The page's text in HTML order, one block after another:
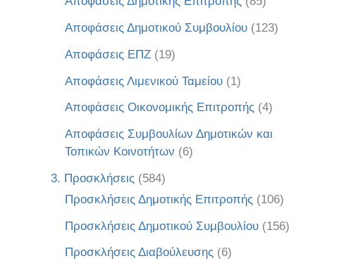
Αποφάσεις Δημοτικού Συμβουλίου (123)
Αποφάσεις ΕΠΖ (19)
Αποφάσεις Λιμενικού Ταμείου (1)
Αποφάσεις Οικονομικής Επιτροπής (4)
Αποφάσεις Συμβουλίων Δημοτικών και
Τοπικών Κοινοτήτων (6)
3. Προσκλήσεις (584)
Προσκλήσεις Δημοτικής Επιτροπής (106)
Προσκλήσεις Δημοτικού Συμβουλίου (156)
Προσκλήσεις Διαβούλευσης (6)